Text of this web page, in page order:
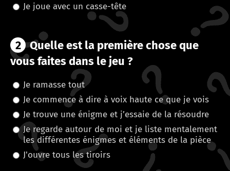
Je joue avec un casse-tête
2 Quelle est la première chose que
vous faites dans le jeu ?
Je ramasse tout
Je commence à dire à voix haute ce que je vois
Je trouve une énigme et j’essaie de la résoudre
Je regarde autour de moi et je liste mentalement
les différentes énigmes et éléments de la pièce
J'ouvre tous les tiroirs